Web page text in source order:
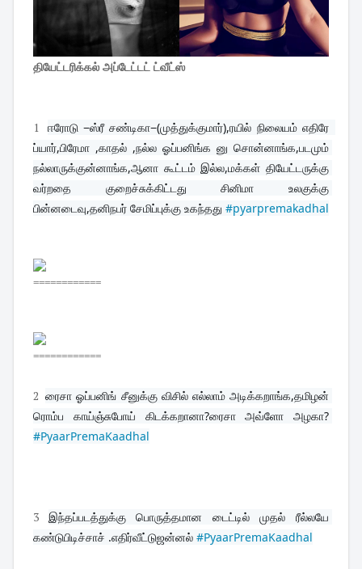
தியேட்டரிக்கல் அப்டேட்டட் ட்வீட்ஸ்
1 ஈரோடு −ஸ்ரீ சண்டிகா−(முத்துக்குமார்),ரயில் நிலையம் எதிரே
ப்யார்,பிரேமா ,காதல் ,நல்ல ஓப்பனிங்க னு சொன்னாங்க,படமும்
நல்லாருக்குன்னாங்க,ஆனா கூட்டம் இல்ல,மக்கள் தியேட்டருக்கு
வர்றதை குறைச்சுக்கிட்டது சினிமா உலகுக்கு
பின்னடைவு,தனிநபர் சேமிப்புக்கு உகந்தது #pyarpremakadhal
============
============
2ரைசா ஓப்பனிங் சீனுக்கு விசில் எல்லாம் அடிக்கறாங்க,தமிழன்
#PyaarPremaKaadhal
3 இந்தப்படத்துக்கு பொருத்தமான டைட்டில் முதல் ரீல்லயே
கண்டுபிடிச்சாச் .எதிர்வீட்டுஜன்னல் #PyaarPremaKaadhal